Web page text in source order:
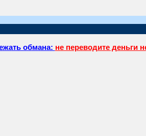
обмана: не переводите деньги